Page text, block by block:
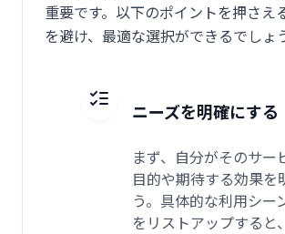
重要です。以下のポイントを押さえ
を避け、最適な選択ができるでしょ
ニーズを明確にする
まず、自分がそのサー
目的や期待する効果を
う。具体的な利用シー
をリストアップすると